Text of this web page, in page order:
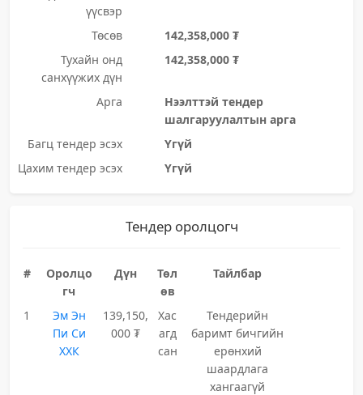
үүсвэр
Төсөв
142,358,000 ₮
Тухайн онд
санхүүжих дүн
142,358,000 ₮
Арга
Нээлттэй тендер
шалгаруулалтын арга
Багц тендер эсэх
Үгүй
Цахим тендер эсэх
Үгүй
Тендер оролцогч
#
Оролцо
гч
Дүн
Төл
өв
Тайлбар
1
Эм Эн
Пи Си
ХХК
139,150,
000 ₮
Хас
агд
сан
Тендерийн
баримт бичгийн
ерөнхий
шаардлага
хангаагүй